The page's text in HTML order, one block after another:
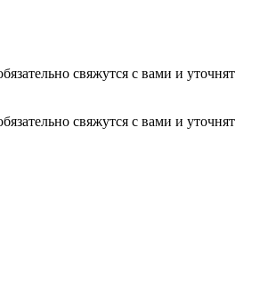
свяжутся с вами и уточнят
свяжутся с вами и уточнят